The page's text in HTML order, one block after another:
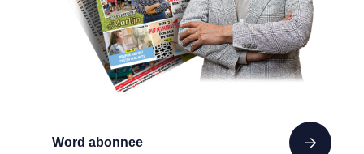
Word abonnee